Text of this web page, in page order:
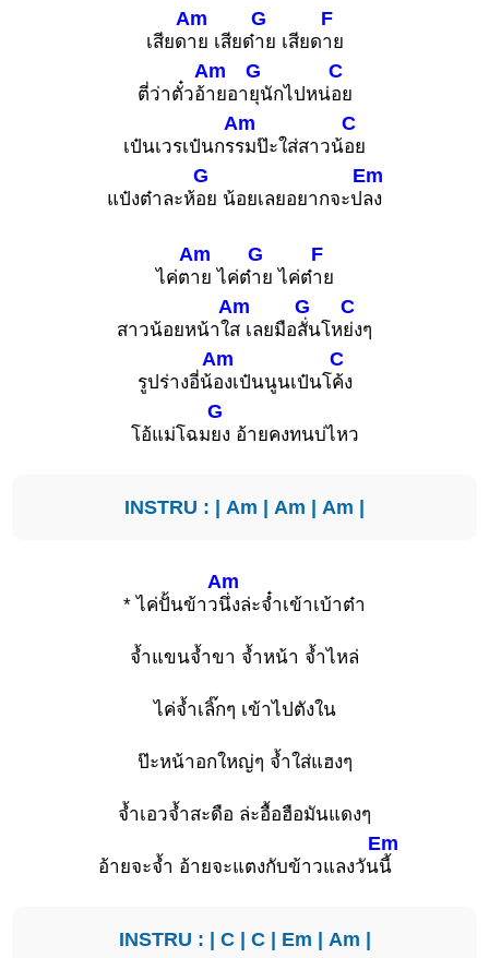
เสียด
Am
าย เสียด๋
G
าย เสียด
F
าย
ตี่ว่าตั๋วอ้
Am
ายอา
G
ยุนักไปหน่
C
อย
เป๋นเวรเป๋นกร
Am
รมป๊ะใส่สาวน้
C
อย
แป๋งต๋าละห้
G
อย น้อยเลยอยากจะป
Em
ลง
ไค่ต
Am
าย ไค่ต๋
G
าย ไค่ต๋
F
าย
สาวน้อยหน้าใ
Am
ส เลยมือ
G
สั่นโห
C
ย่งๆ
รูปร่างอี่น้
Am
องเป๋นนูนเป๋นโ
C
ค้ง
โอ้แม่โฉม
G
ยง อ้ายคงทนบ่ไหว
INSTRU : | Am | Am | Am |
* ไค่ปั้นข้าว
Am
นึ่งล่ะจ๋ำเข้าเบ้าต๋า
จ้ำแขนจ้ำขา จ้ำหน้า จ้ำไหล่
ไค่จ้ำเลิ๊กๆ เข้าไปตังใน
ป๊ะหน้าอกใหญ่ๆ จ้ำใส่แฮงๆ
จ้ำเอวจ้ำสะดือ ล่ะอื้อฮือมันแดงๆ
อ้ายจะจ้ำ อ้ายจะแตงกับข้าวแลงวัน
Em
นี้
INSTRU : | C| C| Em | Am |